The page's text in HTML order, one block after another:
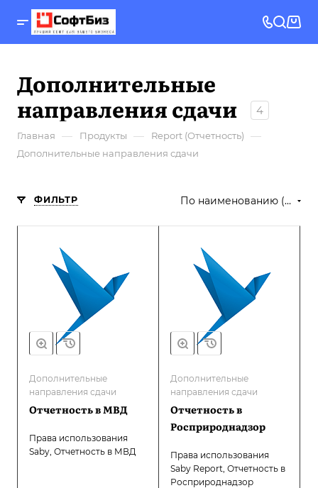
Дополнительные
направления сдачи
4
Главная — Продукты — Report (Отчетность) —
Дополнительные направления сдачи
ФИЛЬТР По наименованию (А-Я)
Дополнительные
направления сдачи
Отчетность в МВД
Права использования
Saby, Отчетность в МВД
Дополнительные
направления сдачи
Отчетность в
Росприроднадзор
Права использования
Saby Report, Отчетность в
Росприроднадзор